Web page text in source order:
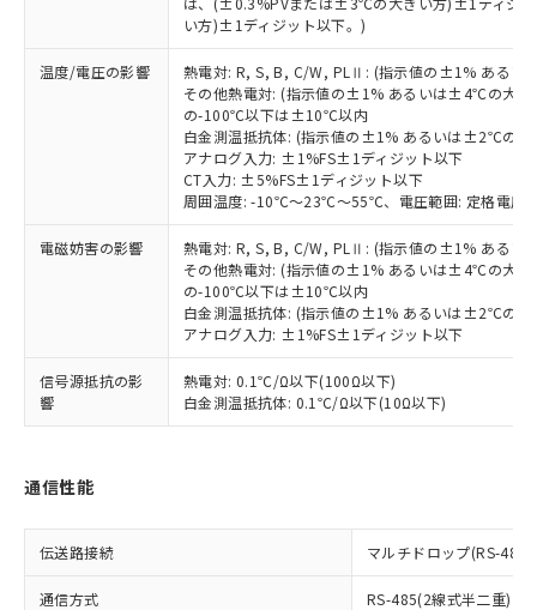
い方)±1ディジット以下。)
温度/電圧の影響
熱電対: R, S, B, C/W, PLⅡ: (指示値の±1% ある
その他熱電対: (指示値の±1% あるいは±4℃の大き
の-100℃以下は±10℃以内
白金測温抵抗体: (指示値の±1% あるいは±2℃の大
アナログ入力: ±1%FS±1ディジット以下
CT入力: ±5%FS±1ディジット以下
周囲温度: -10℃～23℃～55℃、電圧範囲: 定格電圧
電磁妨害の影響
熱電対: R, S, B, C/W, PLⅡ: (指示値の±1% ある
その他熱電対: (指示値の±1% あるいは±4℃の大き
の-100℃以下は±10℃以内
白金測温抵抗体: (指示値の±1% あるいは±2℃の大
アナログ入力: ±1%FS±1ディジット以下
信号源抵抗の影
響
熱電対: 0.1℃/Ω以下(100Ω以下)
白金測温抵抗体: 0.1℃/Ω以下(10Ω以下)
通信性能
伝送路接続 マルチドロップ(RS-485)
通信方式 RS-485(2線式半二重)
正式な納期状況および標準価格はお客
様のお取引先、またはお客様担当のオ
ムロン制御機器販売店・当社販売員に
ご相談ください。
オムロン制御機器販売店や当社販売拠
点は「販売ネットワーク
」をご確認
ください。
在庫状況および標準価格結果を当社の
事前の承諾なく第三者に漏洩または開
示しないようお願いします。
マイパーツ機能（部品リスト作成サー
ビス）をご利用いただくには、I-Web
メンバーズにご登録されている必要が
お客様が当ウェブサイト上で当社にご
登録された部品リストについて、当社
および当社の共同利用者が、当社の製
※当社の共同利用者とは、"個人情報
の「1.共同利
用者の範囲」に記載されている法人を
ル) (DEHP)(別名：DOP) 1000ppm以下、フタル酸ブチ
ルベンジル（BBP） 1000ppm以下、フタル酸ジブチル
（DBP） 1000ppm以下、フタル酸ジイソブチル
(DIBP) 1000ppm以下
但し、RoHS指令で産業用監視および制御機器に対する
適用除外項目は除く。
フタル酸エステル類の４物質については閾値を超える意
図的な使用がないことを確認しています。
※2 対応予定月
部品在庫の切り替え状況などにより、予定
月が前後することがあります。
※3 非含有証明書ダウンロード
51物質の非含有証明書（当社基準）
※本証明書は発行日時点で非含有を証明す
るもので、過去に遡って非含有を証明する
ニル類) : 1000ppm、 PBDEs(ポリ臭化ジフェニルエーテ
ル類) : 1000ppm、
DBP(フタル酸ジブチル) : 1000ppm、 DIBP(フタル酸ジ
ル) : 1000ppm、
DEHP(フタル酸ビス(2-エチルヘキシル)) : 1000ppm
※2 環境保護使用期限
「ｅ」：有害物質（10物質）のすべてが基
準値以下であることを示します。
「10」：通常の使用状況下において有害物
質が外部に漏えいし、環境に深刻な影響を
及ぼさない年数を意味します。
「－」：未確認です。当社販売部門へお問
い合わせください。
当社は規制貨物を破棄する場合は、完
全に破砕するなど、違法に輸出されな
いよう必要な手段を講じます。
当社は貴社製品を、核兵器、ミサイ
ル、化学兵器、生物兵器またはその他
武器並びにこれらの製造装置等に一切
使用いたしません。
当社は、貴社製品を第三者に販売する
場合は、上記1、2および3の内容を当
該第三者に通知します。また当社は、
販売先および販売に係わる関係者が違
法に輸出するおそれがある場合は、取
り引きをいたしません。
一定数以上の在庫あり
△ 一定数には満たないが在庫あり
在庫なし(最新の在庫状況につ
いては、お客様のお取引先、ま
たはお客様担当のオムロン制御
機器販売店・当社販売員にご確
認ください)
受注生産機種、また在庫状況の
情報を公開していない機種